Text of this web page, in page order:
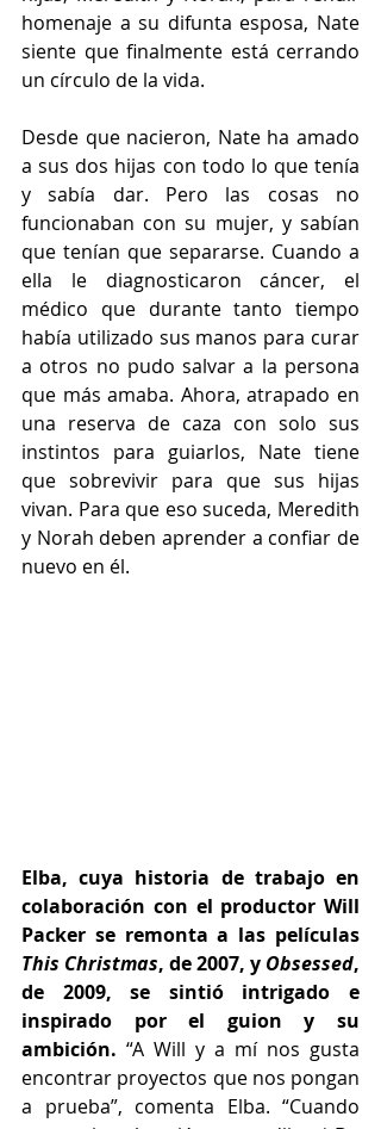
homenaje a su difunta esposa, Nate
siente que finalmente está cerrando
un círculo de la vida.
Desde que nacieron, Nate ha amado
a sus dos hijas con todo lo que tenía
y sabía dar. Pero las cosas no
funcionaban con su mujer, y sabían
que tenían que separarse. Cuando a
ella le diagnosticaron cáncer, el
médico que durante tanto tiempo
había utilizado sus manos para curar
a otros no pudo salvar a la persona
que más amaba. Ahora, atrapado en
una reserva de caza con solo sus
instintos para guiarlos, Nate tiene
que sobrevivir para que sus hijas
vivan. Para que eso suceda, Meredith
y Norah deben aprender a confiar de
nuevo en él.
Elba, cuya historia de trabajo en
colaboración con el productor Will
This Christmas, de 2007, y Obsessed,
de 2009, se sintió intrigado e
inspirado por el guion y su
ambición. “A Will y a mí nos gusta
encontrar proyectos que nos pongan
a prueba”, comenta Elba. “Cuando